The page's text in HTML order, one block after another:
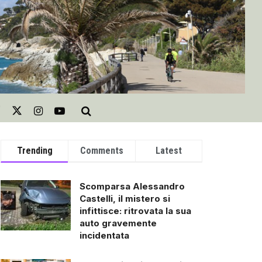
Trending Comments Latest
Scomparsa Alessandro
Castelli, il mistero si
infittisce: ritrovata la sua
auto gravemente
incidentata